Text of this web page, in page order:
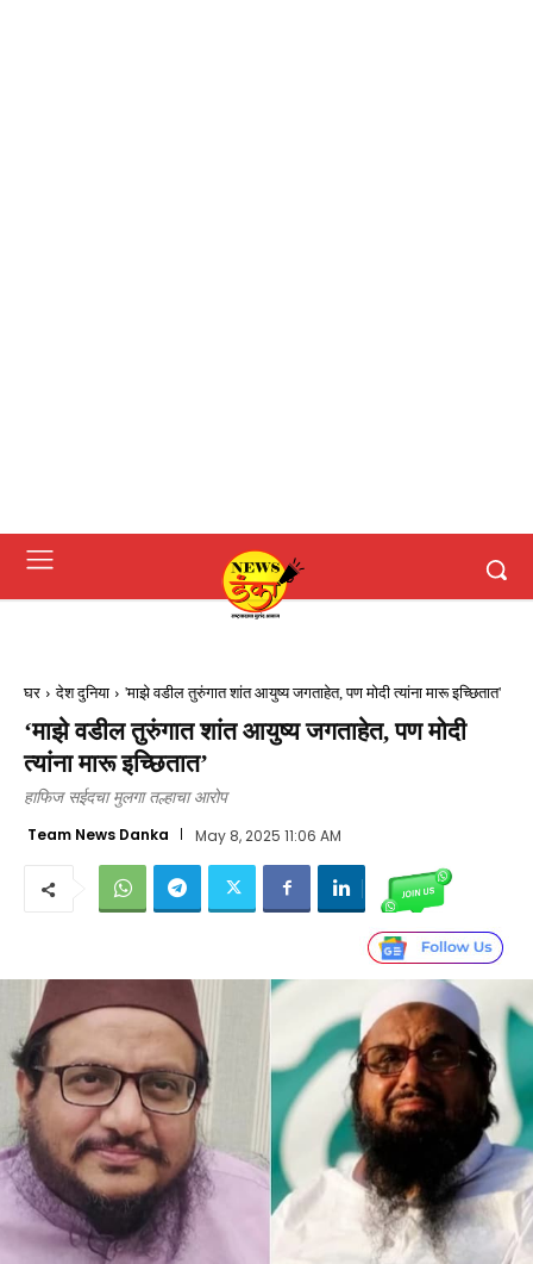
घर देश दुनिया 'माझे वडील तुरुंगात शांत आयुष्य जगताहेत, पण मोदी त्यांना मारू इच्छितात'
‘माझे वडील तुरुंगात शांत आयुष्य जगताहेत, पण मोदी
त्यांना मारू इच्छितात’
हाफिज सईदचा मुलगा तल्हाचा आरोप
Team News Danka May 8, 2025 11:06 AM